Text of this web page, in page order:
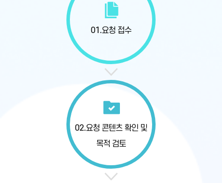
01.요청 접수
02.요청 콘텐츠 확인 및
목적 검토